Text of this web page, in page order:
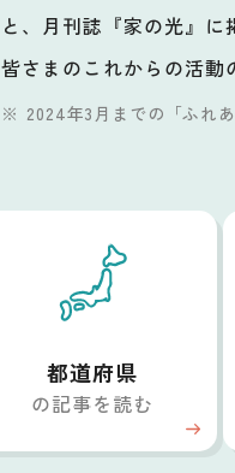
と、月刊誌『家の光』に
皆さまのこれからの活動
2024年3月までの「ふれ
都道府県
の記事を読む